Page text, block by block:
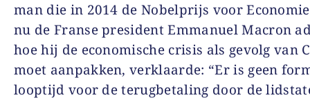
man die in 2014 de Nobelprijs voor
nu de Franse president Emmanuel Macron
hoe hij de economische crisis als gevolg van
moet aanpakken, verklaarde: “Er is geen
looptijd voor de terugbetaling door de